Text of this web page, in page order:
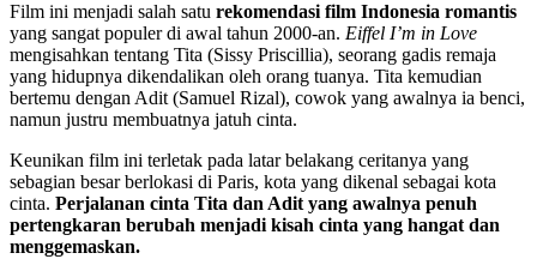
Film ini menjadi salah satu rekomendasi film Indonesia romantis
yang sangat populer di awal tahun 2000-an. Eiffel I’m in Love
mengisahkan tentang Tita (Sissy Priscillia), seorang gadis remaja
yang hidupnya dikendalikan oleh orang tuanya. Tita kemudian
bertemu dengan Adit (Samuel Rizal), cowok yang awalnya ia benci,
namun justru membuatnya jatuh cinta.
Keunikan film ini terletak pada latar belakang ceritanya yang
sebagian besar berlokasi di Paris, kota yang dikenal sebagai kota
cinta. Perjalanan cinta Tita dan Adit yang awalnya penuh
pertengkaran berubah menjadi kisah cinta yang hangat dan
menggemaskan.